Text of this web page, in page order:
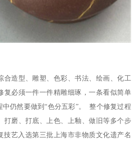
合造型、雕塑、色彩、书法、绘画、化工
复必须一件一件精雕细琢，一条看似简单
中仍然要做到“色分五彩”。 整个修复过程
打磨、打底、上色、上釉、做旧等多个步
技艺入选第三批上海市非物质文化遗产名